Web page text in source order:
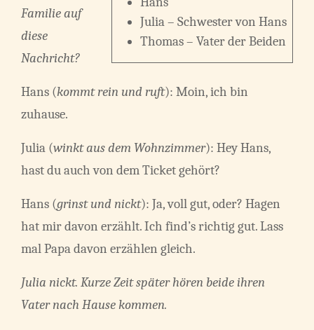
Julia – Schwester von Hans
Thomas – Vater der Beiden
Familie auf
diese
Nachricht?
Hans (kommt rein und ruft): Moin, ich bin
zuhause.
Julia (winkt aus dem Wohnzimmer): Hey Hans,
hast du auch von dem Ticket gehört?
Hans (grinst und nickt): Ja, voll gut, oder? Hagen
hat mir davon erzählt. Ich find’s richtig gut. Lass
mal Papa davon erzählen gleich.
Julia nickt. Kurze Zeit später hören beide ihren
Vater nach Hause kommen.